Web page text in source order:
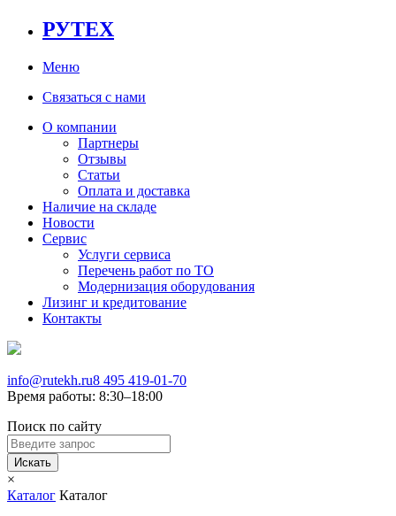
РУТЕХ
Меню
Связаться с нами
О компании
Партнеры
Отзывы
Статьи
Оплата и доставка
Наличие на складе
Новости
Сервис
Услуги сервиса
Перечень работ по ТО
Модернизация оборудования
Лизинг и кредитование
Контакты
info@rutekh.ru8 495 419-01-70
Время работы: 8:30–18:00
Поиск по сайту
Искать
×
Каталог Каталог